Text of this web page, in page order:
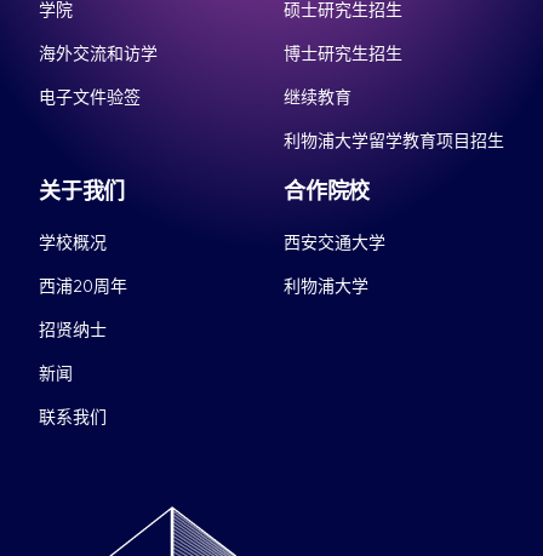
学院
海外交流和访学
电子文件验签
硕士研究生招生
博士研究生招生
继续教育
利物浦大学留学教育项目招生
关于我们
学校概况
西浦20周年
招贤纳士
新闻
联系我们
合作院校
西安交通大学
利物浦大学